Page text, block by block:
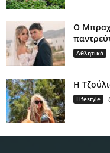
Ο
Αθλητικά
H
Lifestyle